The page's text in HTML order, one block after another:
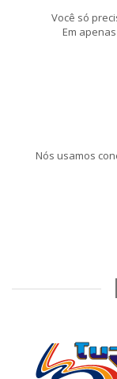
Você só
Em
Nós usamos
❮